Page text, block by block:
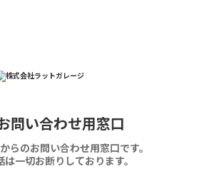
問い合わせ用窓口
らのお問い合わせ用窓口です。
一切お断りしております。